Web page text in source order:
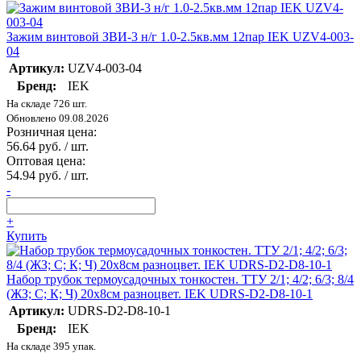
Зажим винтовой ЗВИ-3 н/г 1.0-2.5кв.мм 12пар IEK UZV4-003-
04
Артикул: UZV4-003-04
Бренд:
IEK
На складе 726 шт.
Обновлено 09.08.2026
Розничная цена:
56.64 руб. / шт.
Оптовая цена:
54.94 руб. / шт.
-
+
Купить
Набор трубок термоусадочных тонкостен. ТТУ 2/1; 4/2; 6/3; 8/4
(ЖЗ; С; К; Ч) 20х8см разноцвет. IEK UDRS-D2-D8-10-1
Артикул: UDRS-D2-D8-10-1
Бренд:
IEK
На складе 395 упак.